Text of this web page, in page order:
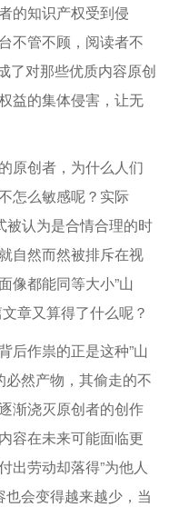
的知识产权受到侵
不管不顾，阅读者不
了对那些优质内容原创
益的集体侵害，让无
创者，为什么人们
怎么敏感呢？实际
被认为是合情合理的时
自然而然被排斥在视
像都能同等大小”山
章又算得了什么呢？
作祟的正是这种”山
必然产物，其偷走的不
渐浇灭原创者的创作
容在未来可能面临更
出劳动却落得”为他人
也会变得越来越少，当